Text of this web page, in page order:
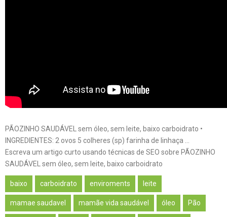
PÃOZINHO SAUDÁVEL sem óleo, sem leite, baixo carboidrato •
INGREDIENTES: 2 ovos 5 colheres (sp) farinha de linhaça …
Escreva um artigo curto usando técnicas de SEO sobre PÃOZINHO
SAUDÁVEL sem óleo, sem leite, baixo carboidrato
baixo carboidrato enviroments leite
mamae saudavel mamãe vida saudável óleo Pão